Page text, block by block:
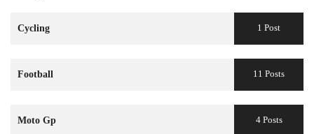
Cycling 1 Post
Football 11 Posts
Moto Gp 4 Posts